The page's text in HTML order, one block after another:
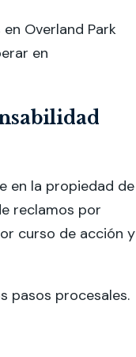
Overland Park
en
en la propiedad de
reclamos por
curso de acción y
pasos procesales.